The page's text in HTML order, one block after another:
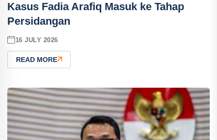
Kasus Fadia Arafiq Masuk ke Tahap
Persidangan
16 JULY 2026
READ MORE